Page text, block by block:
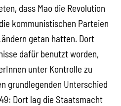
dass Mao die Revolution
kommunistischen Parteien
getan hatten. Dort
dafür benutzt worden,
unter Kontrolle zu
grundlegenden Unterschied
Dort lag die Staatsmacht